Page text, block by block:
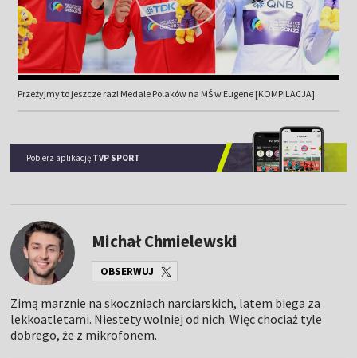
Przeżyjmy to jeszcze raz! Medale Polaków na MŚ w Eugene [KOMPILACJA]
Pobierz aplikację TVP SPORT
Michał Chmielewski
OBSERWUJ
Zimą marznie na skoczniach narciarskich, latem biega za
lekkoatletami. Niestety wolniej od nich. Więc chociaż tyle
dobrego, że z mikrofonem.